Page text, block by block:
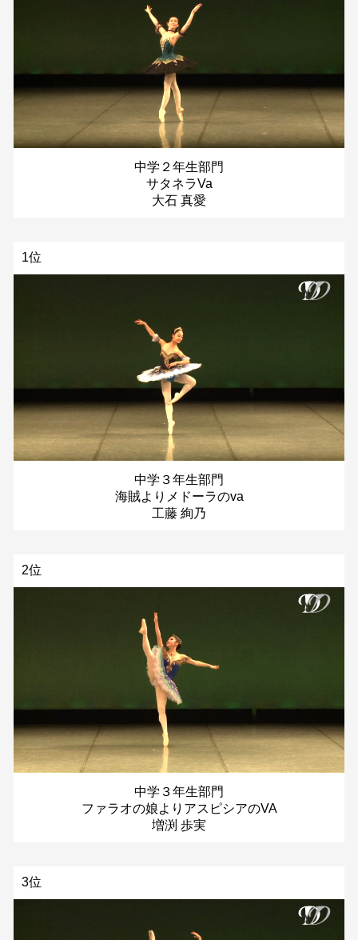
中学２年生部門
サタネラVa
大石 真愛
1位
中学３年生部門
海賊よりメドーラのva
工藤 絢乃
2位
中学３年生部門
ファラオの娘よりアスピシアのVA
増渕 歩実
3位